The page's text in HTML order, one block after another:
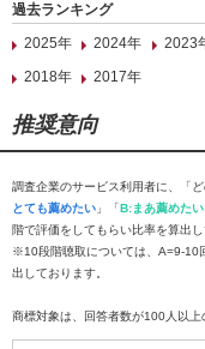
過去ランキング
2025年
2024年 2023
2018年
2017年
推奨意向
調査企業のサービス利用者に、「
とても薦めたい 」「B:まあ薦めたい
階で評価をしてもらい比率を算出し
※10段階聴取については、A=9-10
出しております。
商標対象は、回答者数が100人以上